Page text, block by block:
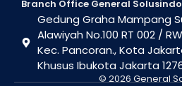
Branch Office General Solusindo
Gedung Graha Mampang
Alawiyah No.100 RT 002 /
Kec. Pancoran., Kota
Khusus Ibukota Jakarta
© 2026 General